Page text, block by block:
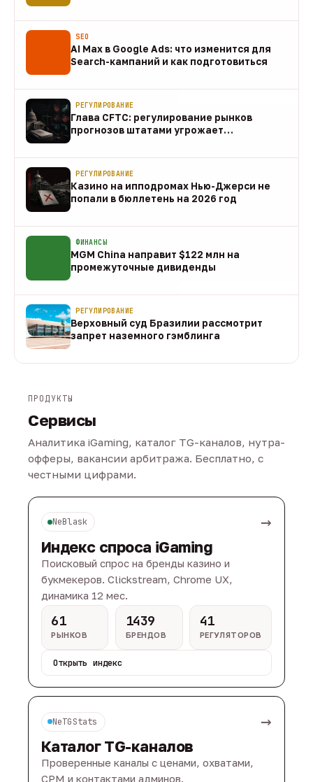
SEO
AI Max в Google Ads: что изменится для
Search-кампаний и как подготовиться
РЕГУЛИРОВАНИЕ
Глава CFTC: регулирование рынков
прогнозов штатами угрожает
РЕГУЛИРОВАНИЕ
Казино на ипподромах Нью-Джерси не
попали в бюллетень на 2026 год
ФИНАНСЫ
MGM China направит $122 млн на
промежуточные дивиденды
РЕГУЛИРОВАНИЕ
Верховный суд Бразилии рассмотрит
запрет наземного гэмблинга
ПРОДУКТЫ
Сервисы
Аналитика iGaming, каталог TG-каналов, нутра-
офферы, вакансии арбитража. Бесплатно, с
честными цифрами.
NeBlask →
Индекс спроса iGaming
Поисковый спрос на бренды казино и
букмекеров. Clickstream, Chrome UX,
динамика 12 мес.
61
РЫНКОВ
1439
БРЕНДОВ
41
РЕГУЛЯТОРОВ
Открыть индекс
NeTGStats →
Каталог TG-каналов
Проверенные каналы с ценами, охватами,
CPM и контактами админов.